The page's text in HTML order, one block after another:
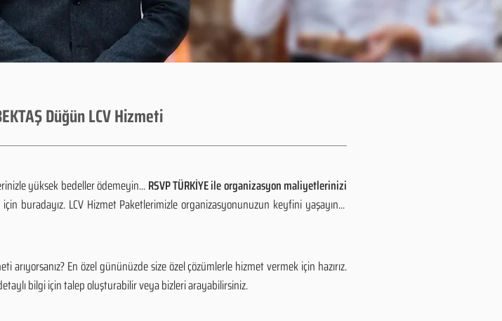
Düğün LCV Hizmeti
yüksek bedeller ödemeyin...RSVP TÜRKİYE ile organizasyon maliyetlerinizi
buradayız. LCV Hizmet Paketlerimizle organizasyonunuzun keyfini yaşayın...
arıyorsanız? En özel gününüzde size özel çözümlerle hizmet vermek için hazırız.
bilgi için talep oluşturabilir veya bizleri arayabilirsiniz.